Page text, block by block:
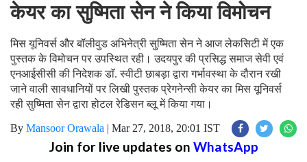
केयर का सुष्मिता सेन ने किया विमोचन
मिस यूनिवर्स और बॉलीवुड अभिनेत्री सुष्मिता सेन ने आज लेकसिटी में एक
पुस्तक के विमोचन पर उपस्थित रही। उदयपुर की प्रसिद्ध समाज सेवी एवं
एनआईसीसी की निदेशक डाॅ. स्वीटी छाबड़ा द्वारा गर्भावस्था के दौरान रखी
जाने वाली सावधानियों पर लिखी पुस्तक प्रेगनेन्सी केयर का मिस यूनिवर्स
रही सुष्मिता सेन द्वारा होटल रेडिसन ब्लू में किया गया।
By Mansoor Orawala | Mar 27, 2018, 20:01 IST
Join for live updates on WhatsApp